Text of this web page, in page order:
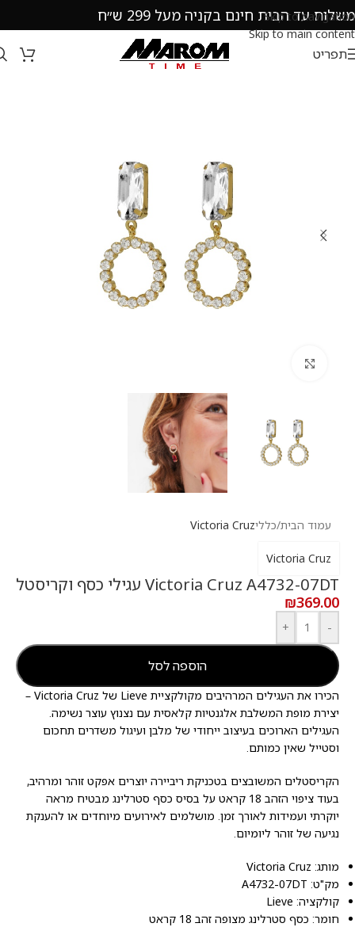
Skip to navigation
Skip to main content
משלוח עד הבית חינם בקניה מעל 299 ש״ח
תפריט
עמוד הבית/כלליVictoria Cruz
Victoria Cruz A4732-07DT עגילי כסף וקריסטל
Victoria Cruz
₪369.00
-
+
הוספה לסל
הכירו את העגילים המרהיבים מקולקציית Lieve של Victoria Cruz –
יצירת מופת המשלבת אלגנטיות קלאסית עם נצנוץ עוצר נשימה.
העגילים הארוכים בעיצוב ייחודי של מלבן ועיגול משדרים תחכום
וסטייל שאין כמותם.
הקריסטלים המשובצים בטכניקת ריביירה יוצרים אפקט זוהר ומרהיב,
בעוד ציפוי הזהב 18 קראט על בסיס כסף סטרלינג מבטיח מראה
יוקרתי ועמידות לאורך זמן. מושלמים לאירועים מיוחדים או להענקת
נגיעה של זוהר ליומיום.
מותג: Victoria Cruz
מק"ט: A4732-07DT
קולקציה: Lieve
חומר: כסף סטרלינג מצופה זהב 18 קראט